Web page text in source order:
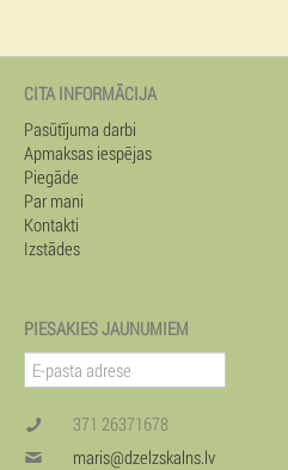
CITA INFORMĀCIJA
Pasūtījuma darbi
Apmaksas iespējas
Piegāde
Par mani
Kontakti
Izstādes
PIESAKIES JAUNUMIEM
371 26371678
maris@dzelzskalns.lv